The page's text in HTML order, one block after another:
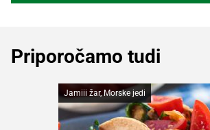
Priporočamo tudi
Jamiii žar, Morske jedi